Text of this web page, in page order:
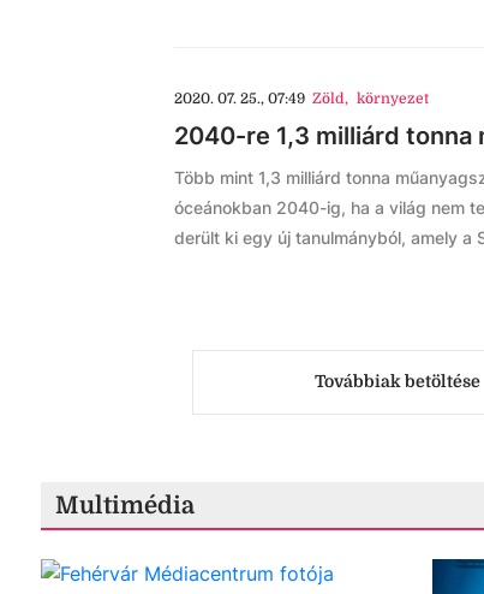
2020. 07. 25., 07:49 Zöld, környezet
2040-re 1,3 milliárd
Több mint 1,3 milliárd tonna
óceánokban 2040-ig, ha a világ nem
derült ki egy új tanulmányból, amely a
Továbbiak betöltése
Multimédia